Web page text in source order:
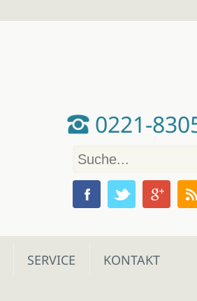
0221-
SERVICE KONTAKT